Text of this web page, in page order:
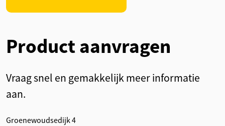
Product aanvragen
Vraag snel en gemakkelijk meer informatie
aan.
Groenewoudsedijk 4